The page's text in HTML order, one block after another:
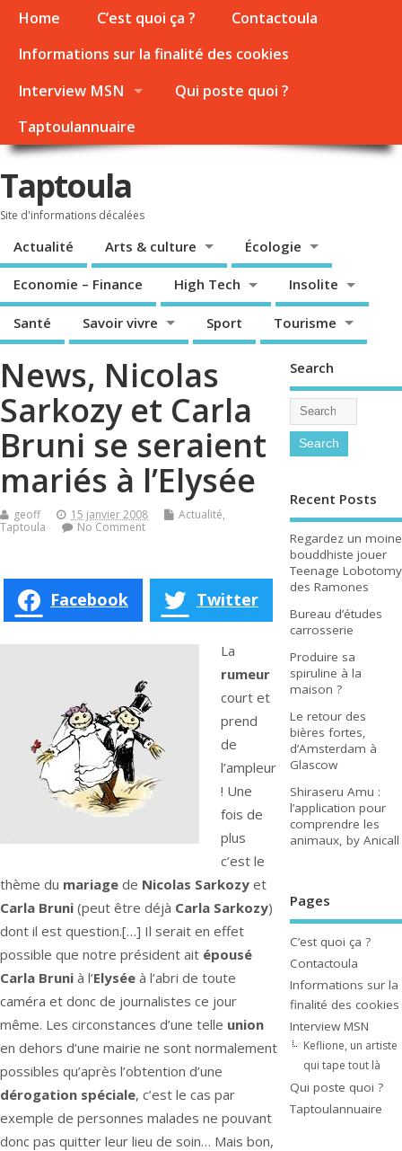
Home C’est quoi ça ?
Contactoula
Informations sur la finalité des cookies
Interview MSN
Qui poste quoi ?
Taptoulannuaire
Taptoula
Site d'informations décalées
Actualité Arts & culture Écologie
Economie – Finance High Tech Insolite
Santé Savoir vivre Sport Tourisme
News, Nicolas
Sarkozy et Carla
Bruni se seraient
mariés à l’Elysée
geoff 15 janvier 2008 Actualité,
Taptoula
No Comment
Facebook Twitter
La
rumeur
court et
prend
de
l’ampleur
! Une
fois de
plus
c’est le
thème du mariage de Nicolas Sarkozy et
Carla Bruni (peut être déjà Carla Sarkozy)
dont il est question.[…] Il serait en effet
possible que notre président ait épousé
Carla Bruni à l’Elysée à l’abri de toute
caméra et donc de journalistes ce jour
même. Les circonstances d’une telle union
en dehors d’une mairie ne sont normalement
possibles qu’après l’obtention d’une
dérogation spéciale, c’est le cas par
exemple de personnes malades ne pouvant
donc pas quitter leur lieu de soin… Mais bon,
Search
Recent Posts
Regardez un moine
bouddhiste jouer
Teenage Lobotomy
des Ramones
Bureau d’études
carrosserie
Produire sa
spiruline à la
maison ?
Le retour des
bières fortes,
d’Amsterdam à
Glascow
Shiraseru Amu :
l’application pour
comprendre les
animaux, by Anicall
Pages
C’est quoi ça ?
Contactoula
Informations sur la
finalité des cookies
Interview MSN
Keflione, un artiste
qui tape tout là
Qui poste quoi ?
Taptoulannuaire